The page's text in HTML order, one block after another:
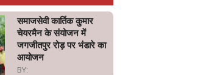
समाजसेवी कार्तिक कुमार
चेयरमैन के संयोजन में
जगजीतपुर रोड़ पर भंडारे का
आयोजन
BY: